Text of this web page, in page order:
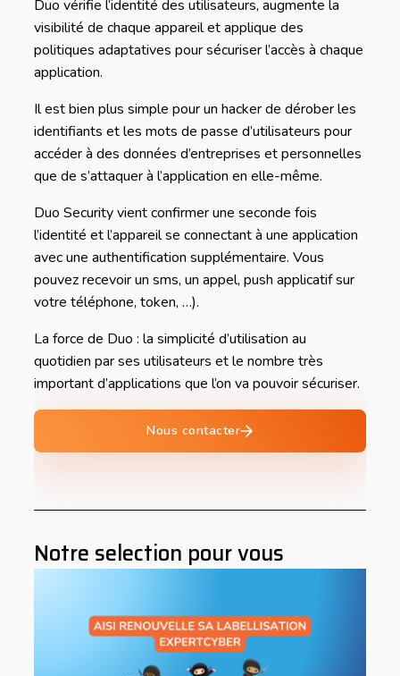
Duo vérifie l’identité des utilisateurs, augmente la
visibilité de chaque appareil et applique des
politiques adaptatives pour sécuriser l’accès à chaque
application.
Il est bien plus simple pour un hacker de dérober les
identifiants et les mots de passe d’utilisateurs pour
accéder à des données d’entreprises et personnelles
que de s’attaquer à l’application en elle-même.
Duo Security vient confirmer une seconde fois
l’identité et l’appareil se connectant à une application
avec une authentification supplémentaire. Vous
pouvez recevoir un sms, un appel, push applicatif sur
votre téléphone, token, …).
La force de Duo : la simplicité d’utilisation au
quotidien par ses utilisateurs et le nombre très
important d’applications que l’on va pouvoir sécuriser.
Nous contacter
Notre selection pour vous